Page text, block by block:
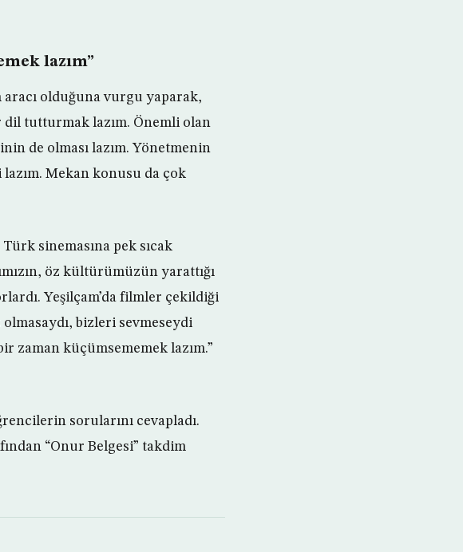
lazım”
olduğuna vurgu yaparak,
dil tutturmak lazım. Önemli olan
de olması lazım. Yönetmenin
Mekan konusu da çok
sinemasına pek sıcak
öz kültürümüzün yarattığı
Yeşilçam’da filmler çekildiği
bizleri sevmeseydi
zaman küçümsememek lazım.”
sorularını cevapladı.
“Onur Belgesi” takdim